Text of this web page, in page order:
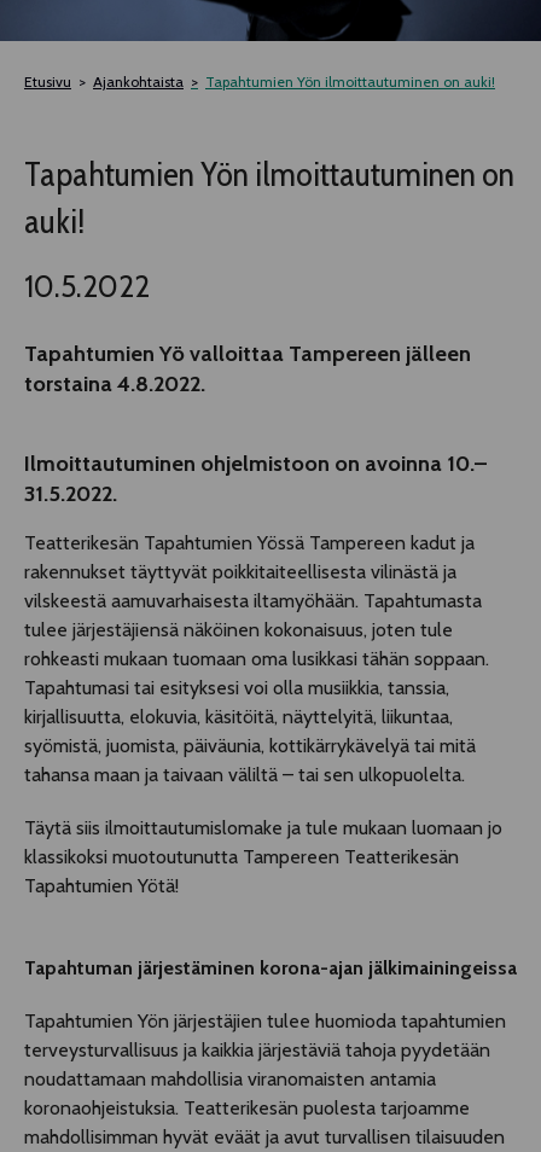
TELTTALAB
TAPAHTUMIEN YÖ
Etusivu Ajankohtaista Tapahtumien Yön ilmoittautuminen on auki!
Tapahtumien Yön ilmoittautuminen on
auki!
10.5.2022
Tapahtumien Yövalloittaa Tampereen jälleen
torstaina4.8.2022.
Ilmoittautuminen ohjelmistoon on avoinna 10.–
31.5.2022.
Teatterikesän Tapahtumien Yössä Tampereen kadut ja
rakennukset täyttyvät poikkitaiteellisesta vilinästä ja
vilskeestä aamuvarhaisesta iltamyöhään. Tapahtumasta
tulee järjestäjiensä näköinen kokonaisuus, joten tule
rohkeasti mukaan tuomaan oma lusikkasi tähän soppaan.
Tapahtumasi tai esityksesi voi olla musiikkia, tanssia,
kirjallisuutta, elokuvia, käsitöitä, näyttelyitä, liikuntaa,
syömistä, juomista, päiväunia, kottikärrykävelyä tai mitä
tahansa maan ja taivaan väliltä – tai sen ulkopuolelta.
Täytä siis ilmoittautumislomake ja tule mukaan luomaan jo
klassikoksi muotoutunutta Tampereen Teatterikesän
Tapahtumien Yötä!
Tapahtuman järjestäminen korona-ajan jälkimainingeissa
Tapahtumien Yön järjestäjien tulee huomioda tapahtumien
terveysturvallisuus ja kaikkia järjestäviä tahoja pyydetään
noudattamaan mahdollisia viranomaisten antamia
koronaohjeistuksia. Teatterikesän puolesta tarjoamme
mahdollisimman hyvät eväät ja avut turvallisen tilaisuuden